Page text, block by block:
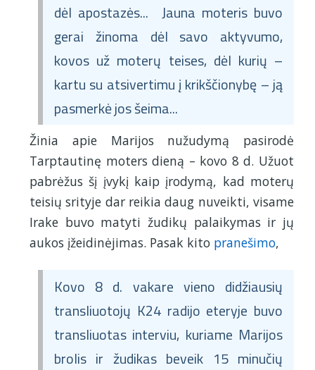
dėl apostazės... Jauna moteris buvo
gerai žinoma dėl savo aktyvumo,
kovos už moterų teises, dėl kurių –
kartu su atsivertimu į krikščionybę – ją
pasmerkė jos šeima...
Žinia apie Marijos nužudymą pasirodė
Tarptautinę moters dieną – kovo 8 d. Užuot
pabrėžus šį įvykį kaip įrodymą, kad moterų
teisių srityje dar reikia daug nuveikti, visame
Irake buvo matyti žudikų palaikymas ir jų
aukos įžeidinėjimas. Pasak kito pranešimo,
Kovo 8 d. vakare vieno didžiausių
transliuotojų K24 radijo eteryje buvo
transliuotas interviu, kuriame Marijos
brolis ir žudikas beveik 15 minučių